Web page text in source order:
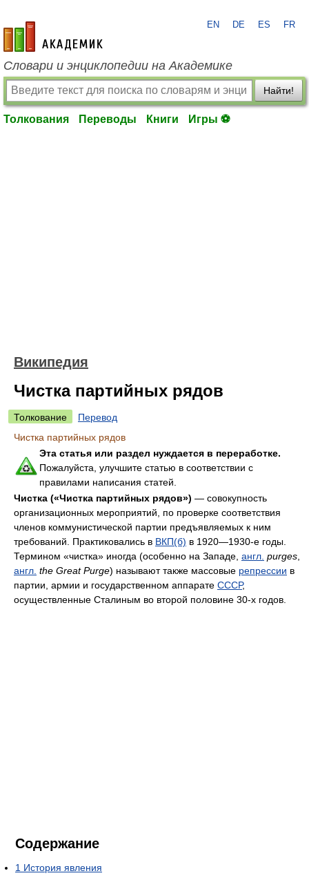
academic.ru
EN DE ES FR
Словари и энциклопедии на Академике
Найти!
Толкования Переводы Книги Игры ⚽
Википедия
Чистка партийных рядов
Толкование
Перевод
Чистка партийных рядов
Эта статья или раздел нуждается в переработке.
Пожалуйста, улучшите статью в соответствии с
правилами написания статей.
Чистка («Чистка партийных рядов») — совокупность
организационных мероприятий, по проверке соответствия
членов коммунистической партии предъявляемых к ним
требований. Практиковались в ВКП(б) в 1920—1930-е годы.
Термином «чистка» иногда (особенно на Западе, англ. purges
англ. the Great Purge) называют также массовые репрессии в
партии, армии и государственном аппарате СССР,
осуществленные Сталиным во второй половине 30-х годов.
Содержание
1 История явления